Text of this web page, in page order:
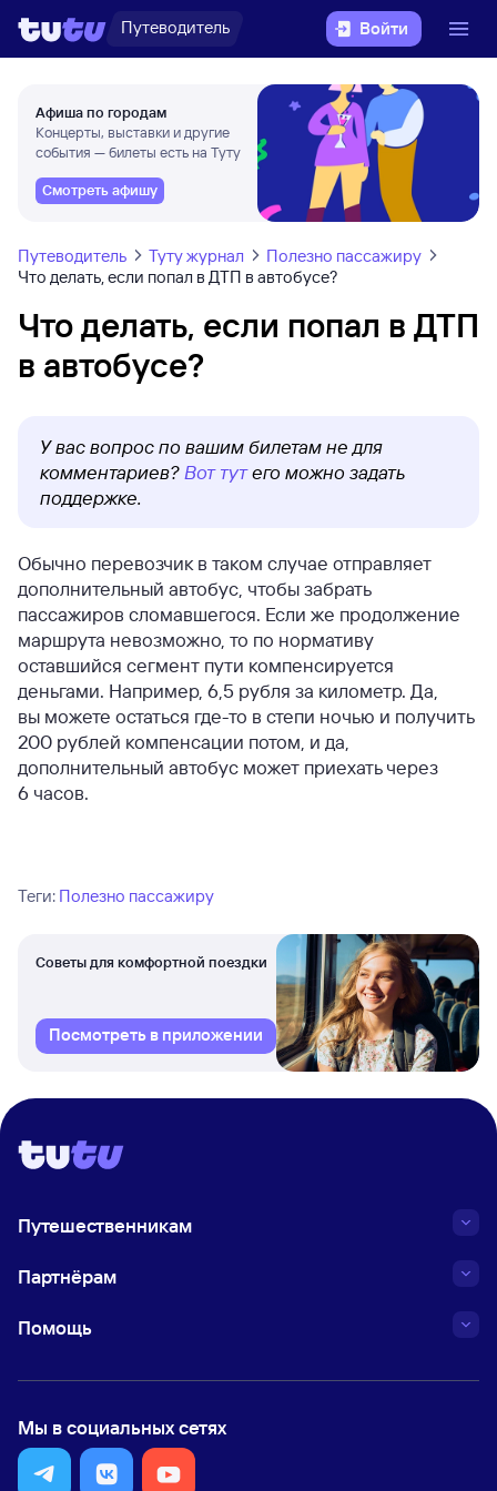
Путеводитель Войти
Афиша по городам
Концерты, выставки и другие
события — билеты есть на Туту
Смотреть афишу
Путеводитель Туту журнал
Полезно пассажиру
Что делать, если попал в ДТП в автобусе?
Что делать, если попал в ДТП
в автобусе?
У вас вопрос по вашим билетам не для
комментариев? Вот тутего можно задать
поддержке.
Обычно перевозчик в таком случае отправляет
дополнительный автобус, чтобы забрать
пассажиров сломавшегося. Если же продолжение
маршрута невозможно, то по нормативу
оставшийся сегмент пути компенсируется
деньгами. Например, 6,5 рубля за километр. Да,
вы можете остаться где-то в степи ночью и получить
200 рублей компенсации потом, и да,
дополнительный автобус может приехать через
6 часов.
Теги: Полезно пассажиру
Советы для комфортной поездки
Посмотреть в приложении
Путешественникам
Партнёрам
Помощь
Мы в социальных сетях